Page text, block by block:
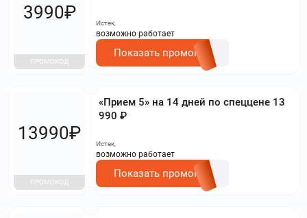
3990₽
ПРОМОКОД
Истек,
возможно работает
Показать промокод
«Прием 5» на 14 дней по спеццене 13
990 ₽
13990₽
ПРОМОКОД
Истек,
возможно работает
Показать промокод